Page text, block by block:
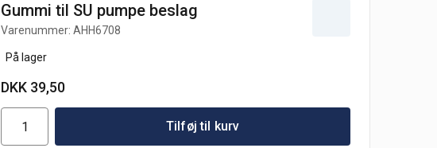
Gummi til SU pumpe beslag
Varenummer:AHH6708
På lager
DKK 39,50
Tilføj til kurv